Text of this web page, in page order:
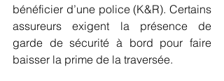
bénéficier d’une police (K&R). Certains
assureurs exigent la présence de
garde de sécurité à bord pour faire
baisser la prime de la traversée.